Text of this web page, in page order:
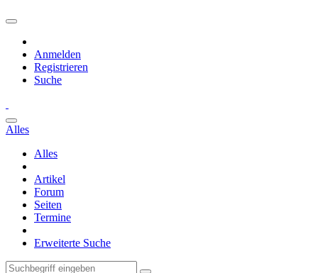
Anmelden
Registrieren
Suche
Alles
Alles
Artikel
Forum
Seiten
Termine
Erweiterte Suche